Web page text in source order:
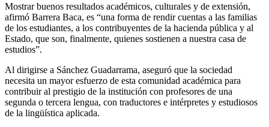
Mostrar buenos resultados académicos, culturales y de extensión,
afirmó Barrera Baca, es “una forma de rendir cuentas a las familias
de los estudiantes, a los contribuyentes de la hacienda pública y al
Estado, que son, finalmente, quienes sostienen a nuestra casa de
estudios”.
Al dirigirse a Sánchez Guadarrama, aseguró que la sociedad
necesita un mayor esfuerzo de esta comunidad académica para
contribuir al prestigio de la institución con profesores de una
segunda o tercera lengua, con traductores e intérpretes y estudiosos
de la lingüística aplicada.